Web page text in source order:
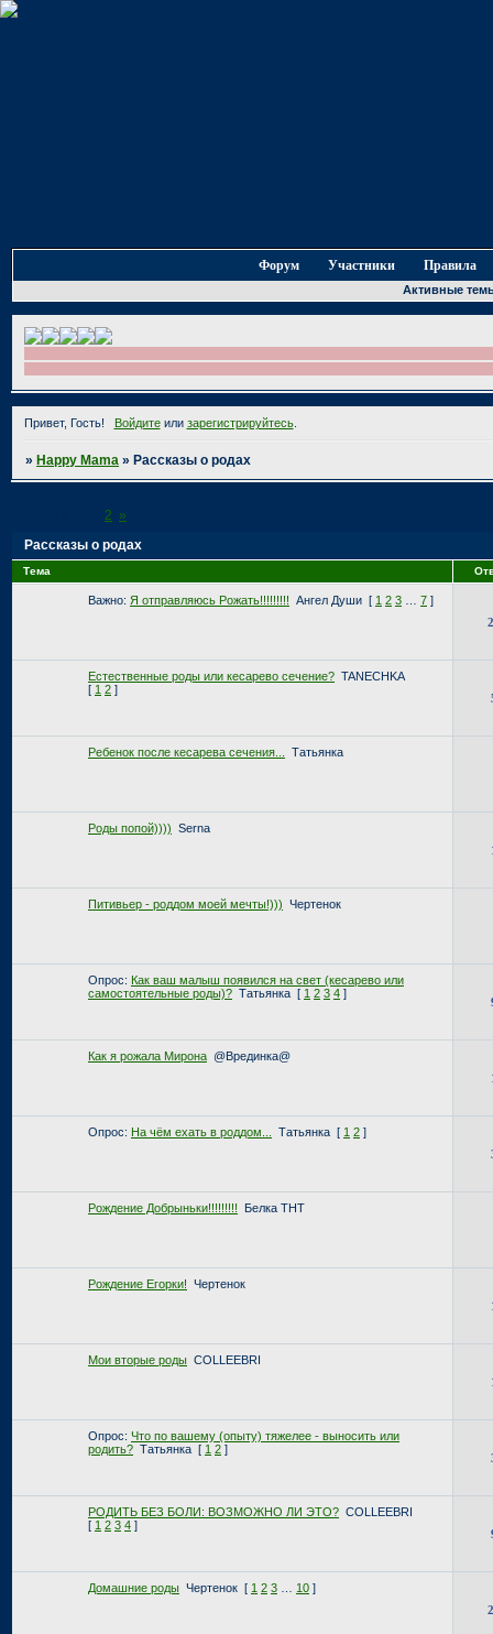
Форум Участники Правила
Активные
Привет, Гость! Войдитеили зарегистрируйтесь.
»Happy Mama »Рассказы о родах
Рассказы о родах
2 »
Тема
Важно: Я отправляюсь Рожать!!!!!!!!! Ангел Души [ 1 2 3 7 ]
Естественные роды или кесарево сечение? TANECHKA
[ 1 2 ]
Ребенок после кесарева сечения... Татьянка
Роды попой)))) Serna
Питивьер - роддом моей мечты!))) Чертенок
Опрос: Как ваш малыш появился на свет (кесарево или
самостоятельные роды)? Татьянка [ 1 2 3 4 ]
Как я рожала Мирона @Врединка@
Опрос: На чём ехать в роддом... Татьянка [ 1 2 ]
Рождение Добрыньки!!!!!!!!! Белка ТНТ
Рождение Егорки! Чертенок
Мои вторые роды COLLEEBRI
Опрос: Что по вашему (опыту) тяжелее - выносить или
родить? Татьянка [ 1 2 ]
РОДИТЬ БЕЗ БОЛИ: ВОЗМОЖНО ЛИ ЭТО? COLLEEBRI
[ 1 2 3 4 ]
Домашние роды Чертенок [ 1 2 3 10 ]